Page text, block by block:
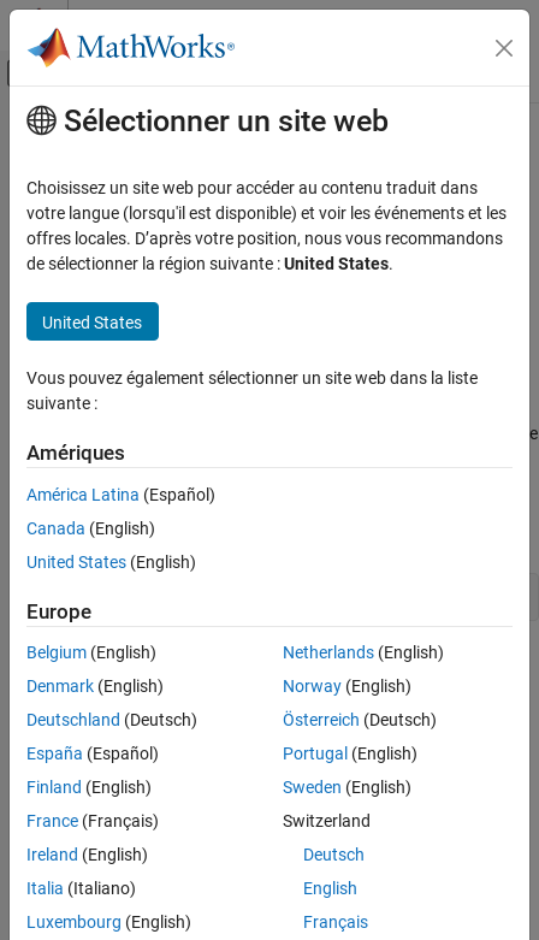
Passer au contenu
Activer/désactiver l'affichage du menu
Accueil de la documentation
Embedded Coder
Deployment, Integration, and Supported
Hardware
ARM Cortex-A Processors
Create a Project Folder
ON THIS PAGE
See Also
Contenu principal
Create a Project Folder
Step 1 of 6 inCreate a Digital Read Block
2
The standard folder structure for a device driver block contains the
System object™, a
Create a device driver project folder using the
codertarget.createDriverProject
A source folder, , for the C/C++ source code.
Sélectionner un site web
Choisissez un site web pour accéder au contenu traduit dans
votre langue (lorsqu'il est disponible) et voir les événements et les
offres locales. D’après votre position, nous vous recommandons
de sélectionner la région suivante :United States.
United States
Vous pouvez également sélectionner un site web dans la liste
suivante :
Amériques
América Latina (Español)
Canada (English)
United States (English)
Europe
Belgium (English)
Denmark (English)
Deutschland (Deutsch)
España (Español)
Finland (English)
France (Français)
Ireland (English)
Italia (Italiano)
Luxembourg (English)
Netherlands(English)
Norway(English)
Österreich (Deutsch)
Portugal (English)
Sweden (English)
Switzerland
Deutsch
English
Français